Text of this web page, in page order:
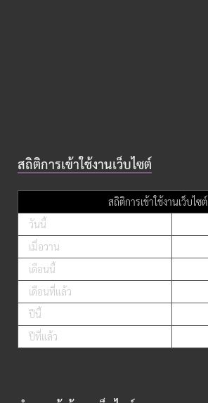
สถิติการเข้าใช้งานเว็บไซต์
สถิติการเข้าใช้งานเว็บไซต์
วันนี้
เมื่อวาน
เดือนนี้
เดือนที่แล้ว
ปีนี้
ปีที่แล้ว